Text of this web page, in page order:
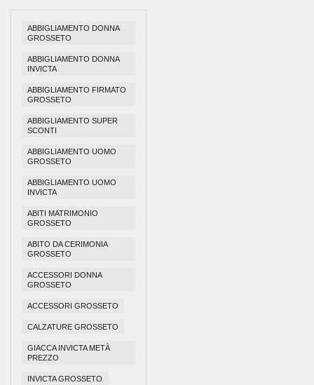
ABBIGLIAMENTO DONNA
GROSSETO
ABBIGLIAMENTO DONNA
INVICTA
ABBIGLIAMENTO FIRMATO
GROSSETO
ABBIGLIAMENTO SUPER
SCONTI
ABBIGLIAMENTO UOMO
GROSSETO
ABBIGLIAMENTO UOMO
INVICTA
ABITI MATRIMONIO
GROSSETO
ABITO DA CERIMONIA
GROSSETO
ACCESSORI DONNA
GROSSETO
ACCESSORI GROSSETO
CALZATURE GROSSETO
GIACCA INVICTA METÀ
PREZZO
INVICTA GROSSETO